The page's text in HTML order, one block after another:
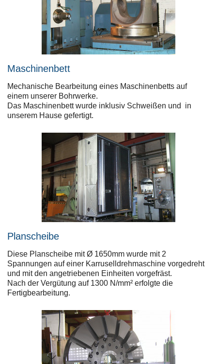
Maschinenbett
Mechanische Bearbeitung eines Maschinenbetts auf
einem unserer Bohrwerke.
Das Maschinenbett wurde inklusiv Schweißen und in
unserem Hause gefertigt.
Planscheibe
Diese Planscheibe mit Ø 1650mm wurde mit 2
Spannungen auf einer Karruselldrehmaschine vorgedreht
und mit den angetriebenen Einheiten vorgefräst.
Nach der Vergütung auf 1300 N/mm² erfolgte die
Fertigbearbeitung.